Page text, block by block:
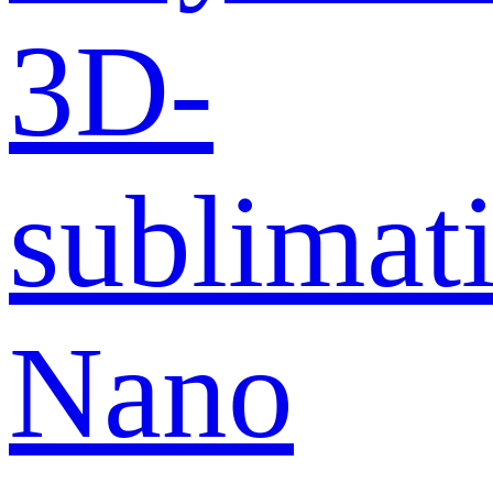
3D-
Nano